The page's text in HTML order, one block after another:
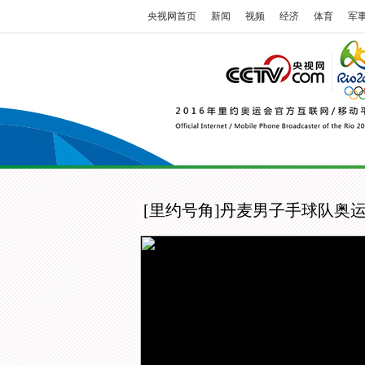
央视网首页 新闻 视频 经济 体育 军
[里约号角]丹麦男子手球队奥